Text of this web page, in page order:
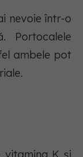
nevoie într-o
Portocalele
ambele pot